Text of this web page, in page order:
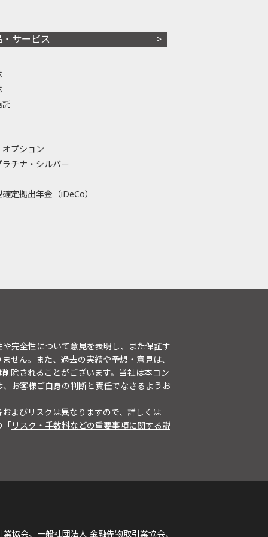
・サービス
託
プション
ラチナ・シルバー
定拠出年金（iDeCo）
完全性について意見を表明し、また保証す
せん。また、過去の実績や予想・意見は、
除されることがございます。当社は本コン
お客様ご自身の判断と責任でなさるようお
よびリスクは異なりますので、詳しくは
「リスク・手数料などの重要事項に関する説
協会、一般社団法人 金融先物取引業協会、